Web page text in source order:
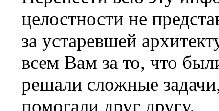
целостности не
за устаревшей
всем Вам за то, что
решали сложные
помогали друг другу.